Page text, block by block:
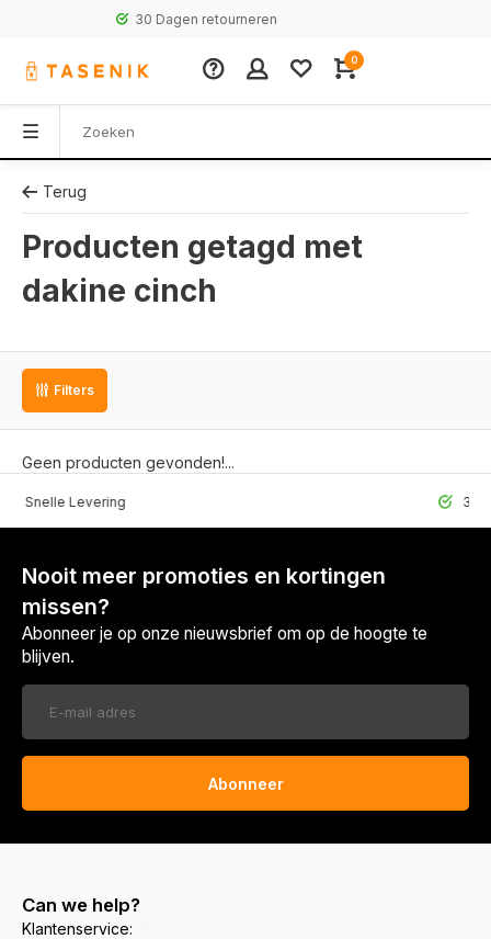
30 Dagen retourneren
0
Terug
Producten getagd met
dakine cinch
Filters
Geen producten gevonden!...
Levering 30 Dagen
Nooit meer promoties en kortingen
missen?
Abonneer je op onze nieuwsbrief om op de hoogte te
blijven.
Abonneer
Can we help?
Klantenservice: